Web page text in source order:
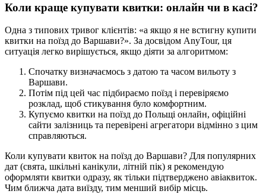
Коли краще купувати квитки: онлайн чи в касі?
Одна з типових тривог клієнтів: «а якщо я не встигну купити
квитки на поїзд до Варшави?». За досвідом AnyTour, ця
ситуація легко вирішується, якщо діяти за алгоритмом:
Спочатку визначаємось з датою та часом вильоту з
Варшави.
Потім під цей час підбираємо поїзд і перевіряємо
розклад, щоб стикування було комфортним.
Купуємо квитки на поїзд до Польщі онлайн, офіційні
сайти залізниць та перевірені агрегатори відмінно з цим
справляються.
Коли купувати квиток на поїзд до Варшави? Для популярних
дат (свята, шкільні канікули, літній пік) я рекомендую
оформляти квитки одразу, як тільки підтверджено авіаквиток.
Чим ближча дата виїзду, тим менший вибір місць.